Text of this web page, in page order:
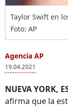
Taylor Swift en
Foto: AP
Agencia AP
19.04.2021
NUEVA YORK,
afirma que la